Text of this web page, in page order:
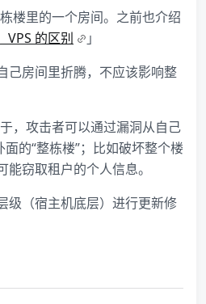
楼里的一个房间。之前也介绍
VPS 的区别
」
己房间里折腾，不应该影响整
，攻击者可以通过漏洞从自己
的“整栋楼”；比如破坏整个楼
窃取租户的个人信息。
级（宿主机底层）进行更新修